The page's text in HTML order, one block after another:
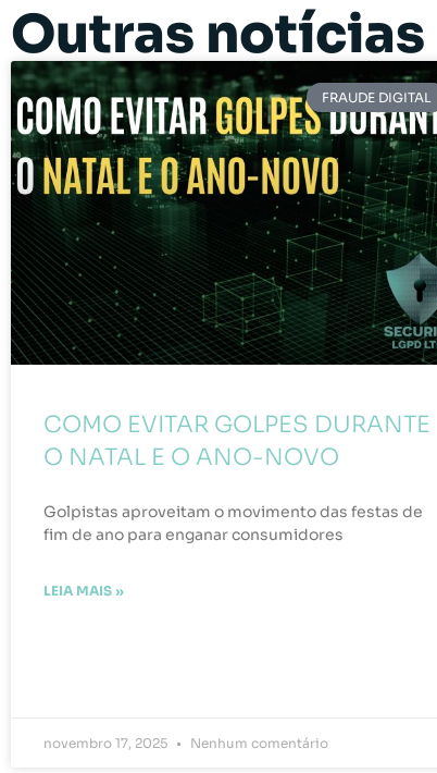
Outras notícias
FRAUDE DIGITAL
COMO EVITAR GOLPES DURANTE
O NATAL E O ANO-NOVO
Golpistas aproveitam o movimento das festas de
fim de ano para enganar consumidores
LEIA MAIS »
novembro 17, 2025 Nenhum comentário